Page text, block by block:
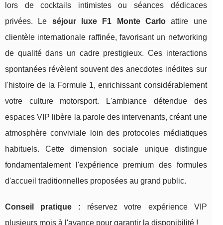
lors de cocktails intimistes ou séances dédicaces
privées. Le séjour luxe F1 Monte Carloattire une
clientèle internationale raffinée, favorisant un networking
de qualité dans un cadre prestigieux. Ces interactions
spontanées révèlent souvent des anecdotes inédites sur
l'histoire de la Formule 1, enrichissant considérablement
votre culture motorsport. L'ambiance détendue des
espaces VIP libère la parole des intervenants, créant une
atmosphère conviviale loin des protocoles médiatiques
habituels. Cette dimension sociale unique distingue
fondamentalement l'expérience premium des formules
d'accueil traditionnelles proposées au grand public.
Conseil pratique : réservez votre expérience VIP
plusieurs mois à l'avance pour garantir la disponibilité !